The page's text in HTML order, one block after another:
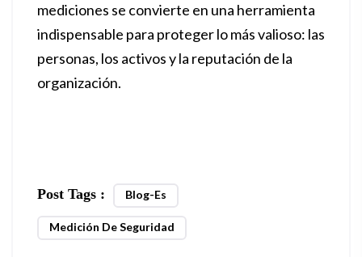
mediciones se convierte en una herramienta
indispensable para proteger lo más valioso: las
personas, los activos y la reputación de la
organización.
Post Tags : Blog-Es
Medición De Seguridad